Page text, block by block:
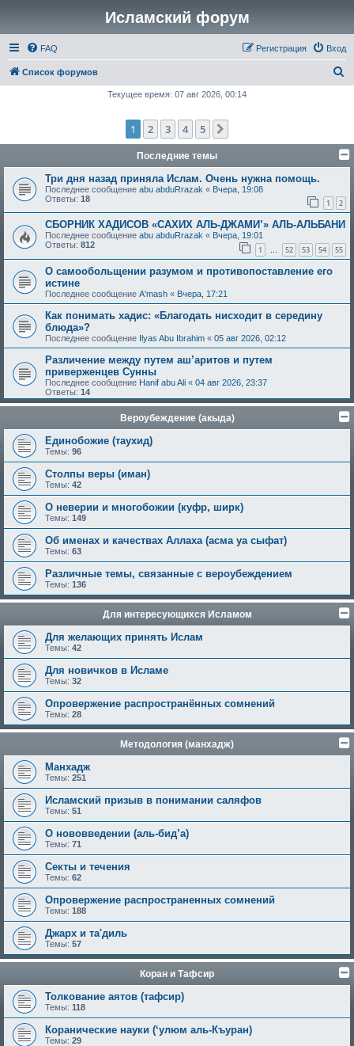
Исламский форум
FAQ Вход
Регистрация
Список форумов
к
Текущее время: 07 авг 2026, 00:14
1 2 3 4 5
Последние темы
Три дня назад приняла Ислам. Очень нужна помощь.
Последнее сообщение abu abduRrazak « Вчера, 19:08
Ответы: 18 1 2
СБОРНИК ХАДИСОВ «САХИХ АЛЬ-ДЖАМИ’» АЛЬ-АЛЬБАНИ
Последнее сообщение abu abduRrazak « Вчера, 19:01
Ответы: 812 1 … 52 53 54 55
О самообольщении разумом и противопоставление его
истине
Последнее сообщение A'mash « Вчера, 17:21
Как понимать хадис: «Благодать нисходит в середину
блюда»?
Последнее сообщение Ilyas Abu Ibrahim « 05 авг 2026, 02:12
Различение между путем аш’аритов и путем
приверженцев Сунны
Последнее сообщение Hanif abu Ali « 04 авг 2026, 23:37
Ответы: 14
Вероубеждение (акыда)
Единобожие (таухид)
Темы: 96
Столпы веры (иман)
Темы: 42
О неверии и многобожии (куфр, ширк)
Темы: 149
Об именах и качествах Аллаха (асма уа сыфат)
Темы: 63
Различные темы, связанные с вероубеждением
Темы: 136
Для интересующихся Исламом
Для желающих принять Ислам
Темы: 42
Для новичков в Исламе
Темы: 32
Опровержение распространённых сомнений
Темы: 28
Методология (манхадж)
Манхадж
Темы: 251
Исламский призыв в понимании саляфов
Темы: 51
О нововведении (аль-бид’а)
Темы: 71
Секты и течения
Темы: 62
Опровержение распространенных сомнений
Темы: 188
Джарх и та'диль
Темы: 57
Коран и Тафсир
Толкование аятов (тафсир)
Темы: 118
Коранические науки (‘улюм аль-Къуран)
Темы: 29